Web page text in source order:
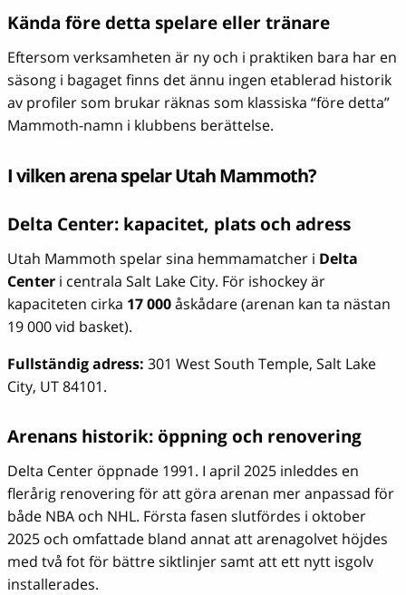
Kända före detta spelare eller tränare
Eftersom verksamheten är ny och i praktiken bara har en
säsong i bagaget finns det ännu ingen etablerad historik
av profiler som brukar räknas som klassiska “före detta”
Mammoth-namn i klubbens berättelse.
I vilken arena spelar Utah Mammoth?
Delta Center: kapacitet, plats och adress
Utah Mammoth spelar sina hemmamatcher i Delta
Center i centrala Salt Lake City. För ishockey är
kapaciteten cirka 17 000åskådare (arenan kan ta nästan
19 000 vid basket).
Fullständig adress: 301 West South Temple, Salt Lake
City, UT 84101.
Arenans historik: öppning och renovering
Delta Center öppnade 1991. I april 2025 inleddes en
flerårig renovering för att göra arenan mer anpassad för
både NBA och NHL. Första fasen slutfördes i oktober
2025 och omfattade bland annat att arenagolvet höjdes
med två fot för bättre siktlinjer samt att ett nytt isgolv
installerades.